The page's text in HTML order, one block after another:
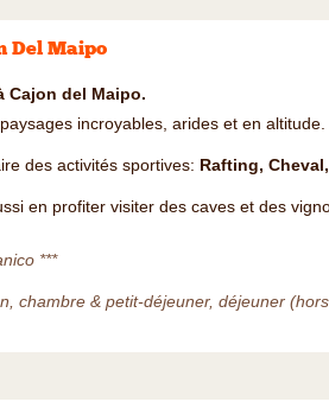
Del Maipo
Cajon del Maipo.
incroyables, arides et en altitude.
des activités sportives: Rafting,
en profiter visiter des caves et des
***
chambre & petit-déjeuner, déjeuner